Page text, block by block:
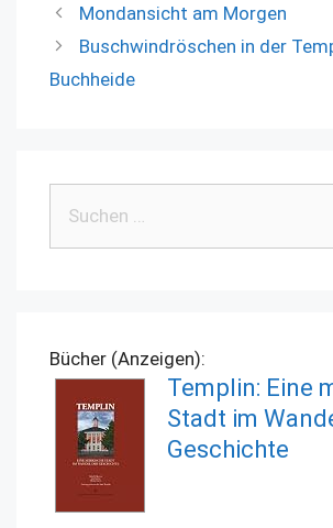
Mondansicht am Morgen
Buschwindröschen in der
Buchheide
nach:
Bücher (Anzeigen):
Templin: Eine
Stadt im
Geschichte